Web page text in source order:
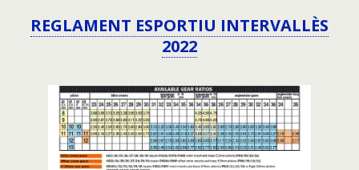
REGLAMENT ESPORTIU INTERVALLÈS
2022